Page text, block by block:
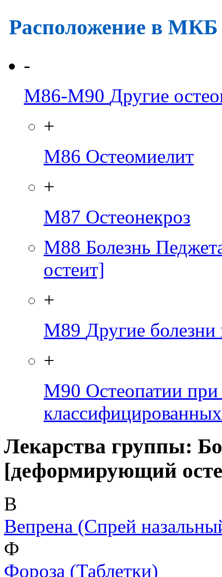
Расположение в
-
M86-M90 Другие
+
M86 Остеомиелит
+
M87 Остеонекроз
M88 Болезнь
остеит]
+
M89 Другие болезни
+
M90 Остеопатии при
Лекарства группы:
[деформирующий
В
Вепрена (Спрей
Ф
Фороза (Таблетки)